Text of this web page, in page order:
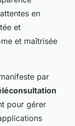
en
et
et maîtrisée
par
pour gérer